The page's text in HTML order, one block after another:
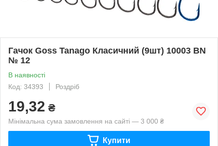
Гачок Goss Tanago Класичний (9шт) 10003 BN
№ 12
В наявності
Код: 34393
Роздріб
19,32 ₴
Мінімальна сума замовлення на сайті — 3 000 ₴
Купити